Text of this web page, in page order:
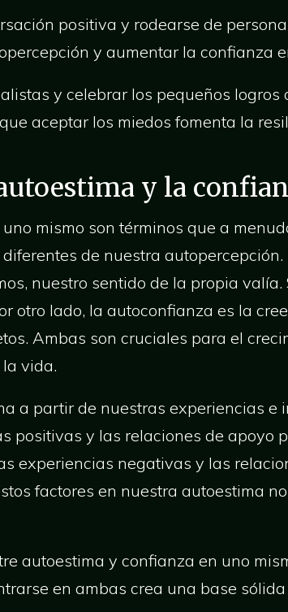
positiva y rodearse de
y aumentar la confianza
y celebrar los pequeños
aceptar los miedos fomenta la
y la
mismo son términos que a
de nuestra
nuestro sentido de la propia
otro lado, la autoconfianza es la
Ambas son cruciales para el
vida.
a partir de nuestras experiencias e
positivas y las relaciones de apoyo
experiencias negativas y las
factores en nuestra autoestima
autoestima y confianza en uno
en ambas crea una base